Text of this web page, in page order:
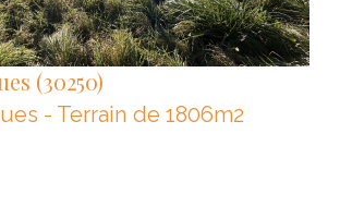
(30250)
- Terrain de 1806m2